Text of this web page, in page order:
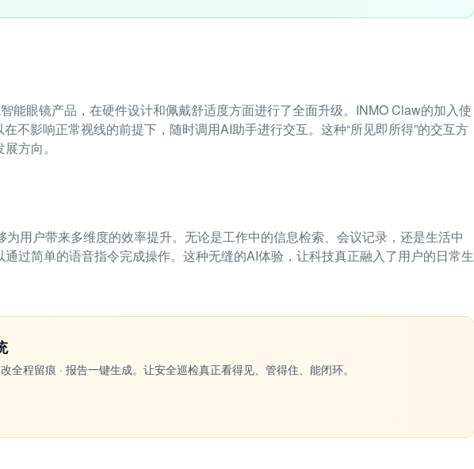
能眼镜产品，在硬件设计和佩戴舒适度方面进行了全面升级。INMO Claw的加入使
不影响正常视线的前提下，随时调用AI助手进行交互。这种“所见即所得”的交互方
方向。
用户带来多维度的效率提升。无论是工作中的信息检索、会议记录，还是生活中
过简单的语音指令完成操作。这种无缝的AI体验，让科技真正融入了用户的日常生
全程留痕 · 报告一键生成。让安全巡检真正看得见、管得住、能闭环。